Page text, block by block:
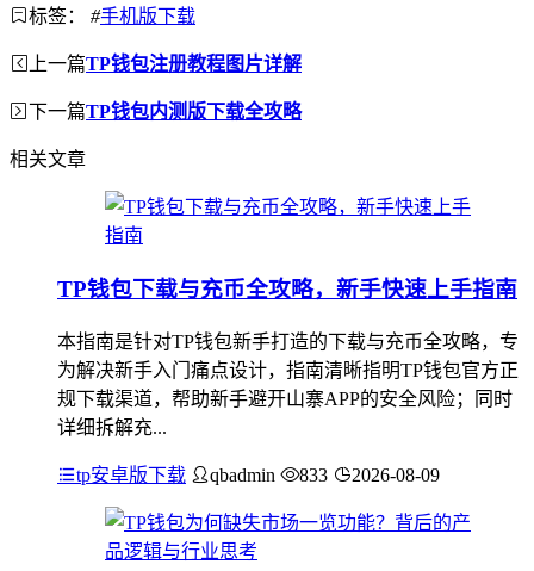
标签： #手机版下载
上一篇TP钱包注册教程图片详解
下一篇TP钱包内测版下载全攻略
相关文章
TP钱包下载与充币全攻略，新手快速上手指南
本指南是针对TP钱包新手打造的下载与充币全攻略，专
为解决新手入门痛点设计，指南清晰指明TP钱包官方正
规下载渠道，帮助新手避开山寨APP的安全风险；同时
详细拆解充...
tp安卓版下载 qbadmin 833 2026-08-09